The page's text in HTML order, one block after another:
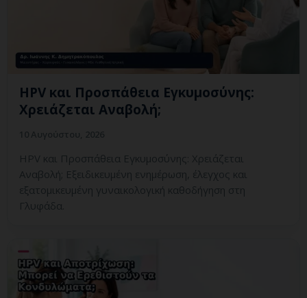
HPV και Προσπάθεια Εγκυμοσύνης:
Χρειάζεται Αναβολή;
HPV και Προσπάθεια Εγκυμοσύνης: Χρειάζεται
Αναβολή; Εξειδικευμένη ενημέρωση, έλεγχος και
εξατομικευμένη γυναικολογική καθοδήγηση στη
Γλυφάδα.